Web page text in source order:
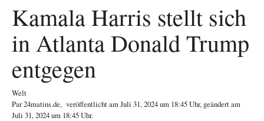
Kamala Harris stellt sich
in Atlanta Donald Trump
entgegen
Welt
Par24matins.de, veröffentlicht amJuli 31, 2024um 18:45 Uhr, geändert am
Juli 31, 2024 um 18:45 Uhr.